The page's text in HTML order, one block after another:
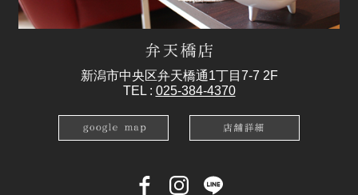
新潟市中央区弁天橋通1丁目7-7 2F
TEL : 025-384-4370